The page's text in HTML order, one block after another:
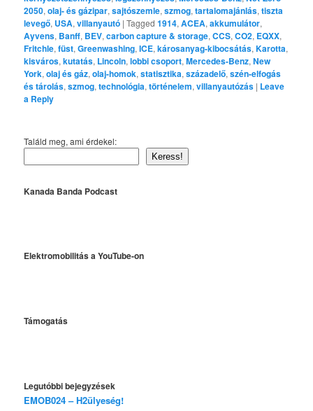
2050,olaj- és gázipar,sajtószemle,szmog,tartalomajánlás,tiszta
levegő, USA,villanyautó |Tagged 1914,ACEA,akkumulátor,
Ayvens, Banff, BEV,carbon capture & storage,CCS,CO2, EQXX,
Fritchle,füst,Greenwashing,ICE,károsanyag-kibocsátás,Karotta,
kisváros,kutatás, Lincoln,lobbi csoport,Mercedes-Benz,New
York,olaj és gáz,olaj-homok,statisztika,századelő,szén-elfogás
és tárolás,szmog,technológia,történelem,villanyautózás | Leave
a Reply
Találd meg, ami érdekel:
Keress!
Kanada Banda Podcast
Elektromobilitás a YouTube-on
Támogatás
Legutóbbi bejegyzések
EMOB024 – H2ülyeség!